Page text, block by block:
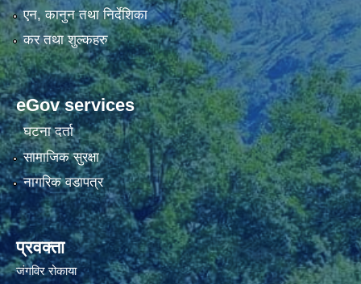
एन, कानुन तथा निर्देशिका
कर तथा शुल्कहरु
eGov services
घटना दर्ता
सामाजिक सुरक्षा
नागरिक वडापत्र
प्रवक्ता
जंगविर रोकाया